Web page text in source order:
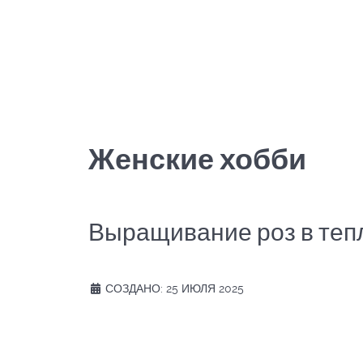
Женские хобби
Выращивание роз в
СОЗДАНО: 25 ИЮЛЯ 2025